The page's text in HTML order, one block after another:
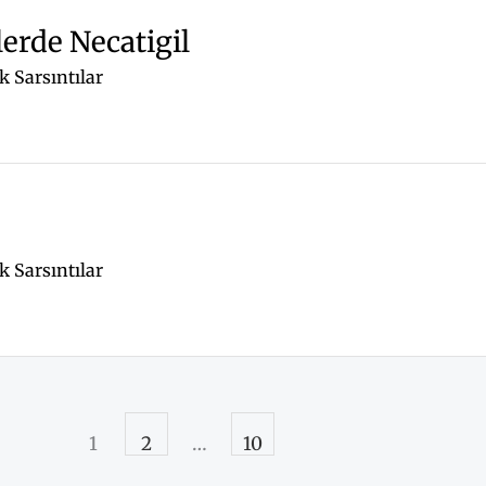
Necatigil
Sarsıntılar
Sarsıntılar
1 2 … 10